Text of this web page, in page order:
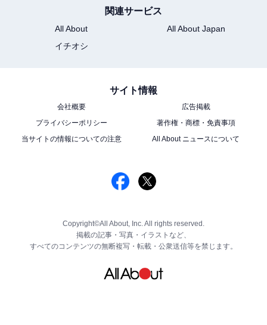
関連サービス
All About
All About Japan
イチオシ
サイト情報
会社概要
広告掲載
プライバシーポリシー
著作権・商標・免責事項
当サイトの情報についての注意
All About ニュースについて
Copyright©All About, Inc. All rights reserved.
掲載の記事・写真・イラストなど、
すべてのコンテンツの無断複写・転載・公衆送信等を禁じます。